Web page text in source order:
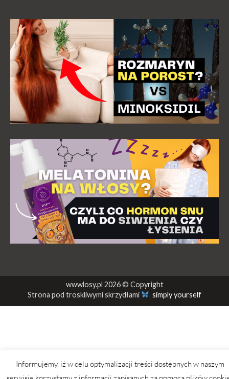
wwwlosy.pl 2026 © Copyright
Strona pod troskliwymi skrzydłami
simply yourself
Informujemy, iż w celu optymalizacji treści dostępnych w naszym